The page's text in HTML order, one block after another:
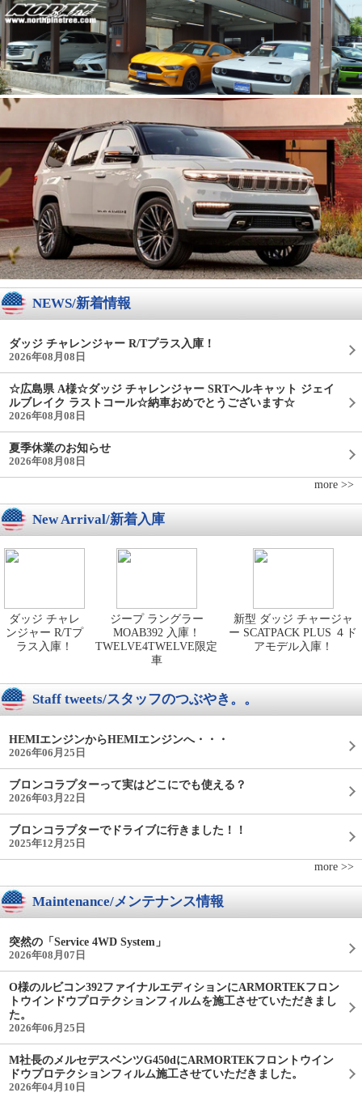
NEWS/新着情報
ダッジ チャレンジャー R/Tプラス入庫！
2026年08月08日
☆広島県 A様☆ダッジ チャレンジャー SRTヘルキャット ジェイ
ルブレイク ラストコール☆納車おめでとうございます☆
2026年08月08日
夏季休業のお知らせ
2026年08月08日
more >>
New Arrival/新着入庫
ダッジ チャレ
ンジャー R/Tプ
ラス入庫！
ジープ ラングラー
MOAB392 入庫！
TWELVE4TWELVE限定
車
新型 ダッジ チャージャ
ー SCATPACK PLUS ４ド
アモデル入庫！
Staff tweets/スタッフのつぶやき。。
HEMIエンジンからHEMIエンジンへ・・・
2026年06月25日
ブロンコラプターって実はどこにでも使える？
2026年03月22日
ブロンコラプターでドライブに行きました！！
2025年12月25日
more >>
Maintenance/メンテナンス情報
突然の「Service 4WD System」
2026年08月07日
O様のルビコン392ファイナルエディションにARMORTEKフロン
トウインドウプロテクションフィルムを施工させていただきまし
た。
2026年06月25日
M社長のメルセデスベンツG450dにARMORTEKフロントウイン
ドウプロテクションフィルム施工させていただきました。
2026年04月10日